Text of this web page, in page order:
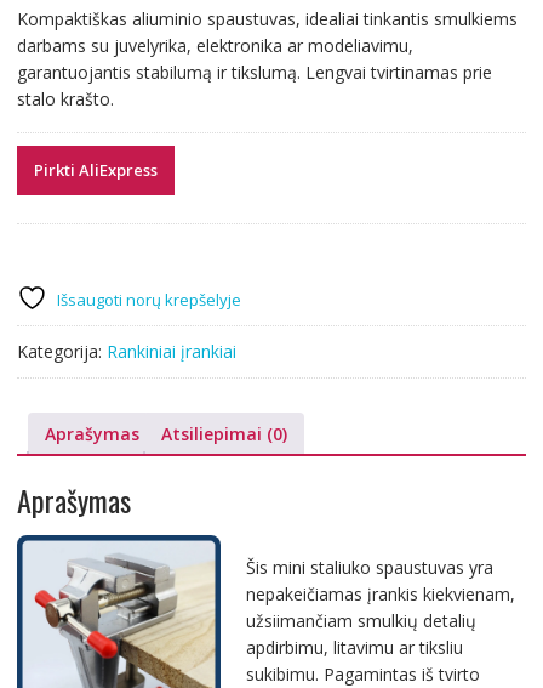
was:
9.04 €.
is:
8.29 €.
Kompaktiškas aliuminio spaustuvas, idealiai tinkantis smulkiems
darbams su juvelyrika, elektronika ar modeliavimu,
garantuojantis stabilumą ir tikslumą. Lengvai tvirtinamas prie
stalo krašto.
Pirkti AliExpress
Išsaugoti norų krepšelyje
Kategorija: Rankiniai įrankiai
Aprašymas Atsiliepimai (0)
Aprašymas
Šis mini staliuko spaustuvas yra
nepakeičiamas įrankis kiekvienam,
užsiimančiam smulkių detalių
apdirbimu, litavimu ar tiksliu
sukibimu. Pagamintas iš tvirto